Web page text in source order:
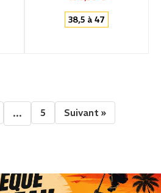
38,5 à 47
… 5 Suivant »